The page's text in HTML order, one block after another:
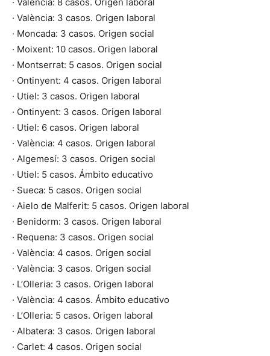
· València: 3 casos. Origen laboral
· Moncada: 3 casos. Origen social
· Moixent: 10 casos. Origen laboral
· Montserrat: 5 casos. Origen social
· Ontinyent: 4 casos. Origen laboral
· Utiel: 3 casos. Origen laboral
· Ontinyent: 3 casos. Origen laboral
· Utiel: 6 casos. Origen laboral
· València: 4 casos. Origen laboral
· Algemesí: 3 casos. Origen social
· Utiel: 5 casos. Ámbito educativo
· Sueca: 5 casos. Origen social
· Aielo de Malferit: 5 casos. Origen laboral
· Benidorm: 3 casos. Origen laboral
· Requena: 3 casos. Origen social
· València: 4 casos. Origen social
· València: 3 casos. Origen social
· L’Olleria: 3 casos. Origen laboral
· València: 4 casos. Ámbito educativo
· L’Olleria: 5 casos. Origen laboral
· Albatera: 3 casos. Origen laboral
· Carlet: 4 casos. Origen social